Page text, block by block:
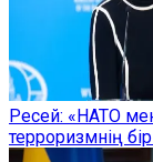
Ресей: «НАТО
терроризмнің